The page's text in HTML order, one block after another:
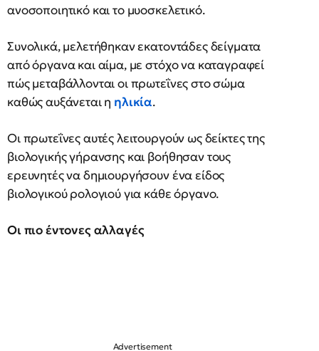
ανοσοποιητικό και το μυοσκελετικό.
Συνολικά, μελετήθηκαν εκατοντάδες δείγματα
από όργανα και αίμα, με στόχο να καταγραφεί
πώς μεταβάλλονται οι πρωτεΐνες στο σώμα
καθώς αυξάνεται η ηλικία.
Οι πρωτεΐνες αυτές λειτουργούν ως δείκτες της
βιολογικής γήρανσης και βοήθησαν τους
ερευνητές να δημιουργήσουν ένα είδος
βιολογικού ρολογιού για κάθε όργανο.
Οι πιο έντονες αλλαγές